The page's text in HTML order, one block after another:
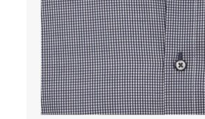
Lasten juhlahousut
Yöasut ja kylpytakit
Lasten yöpaidat
Lasten pyjamat
Kylpytakit
Lasten asusteet
Vyöt, käsineet,pipot, ym
Sukat, sukkahousut, ym
Lasten ulkoilu